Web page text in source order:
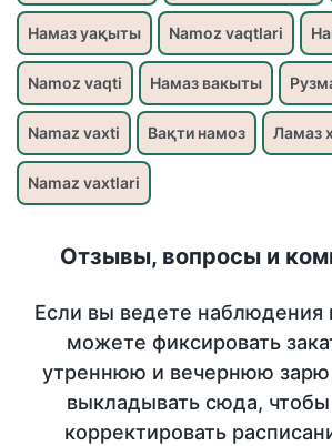
Намаз уақыты Namoz vaqtlari
Namoz vaqti Намаз вакыты
Namaz vaxti Вақти намоз Ламаз
Namaz vaxtlari
Отзывы, вопросы и
Если вы ведете
можете фиксировать
утреннюю и вечернюю зарю
выкладывать сюда,
корректировать